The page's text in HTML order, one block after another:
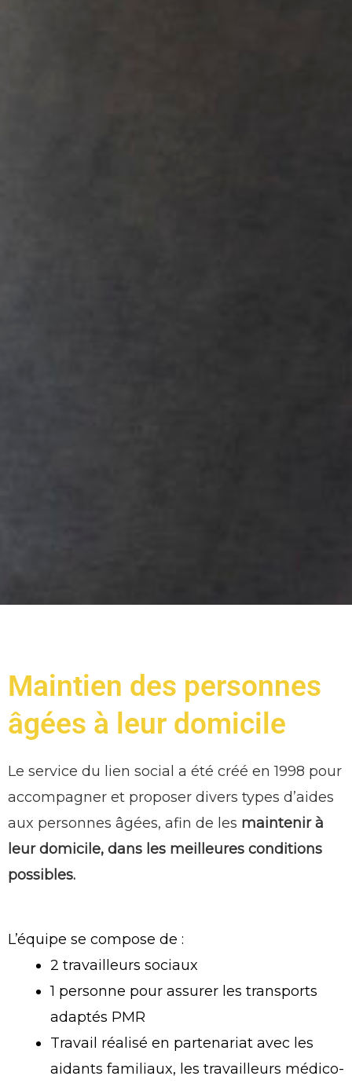
Maintien des personnes
âgées à leur domicile
Le service du lien social a été créé en 1998 pour
accompagner et proposer divers types d’aides
aux personnes âgées, afin de les maintenir à
leur domicile, dans les meilleures conditions
possibles.
L’équipe se compose de :
2 travailleurs sociaux
1 personne pour assurer les transports
adaptés PMR
Travail réalisé en partenariat avec les
aidants familiaux, les travailleurs médico-